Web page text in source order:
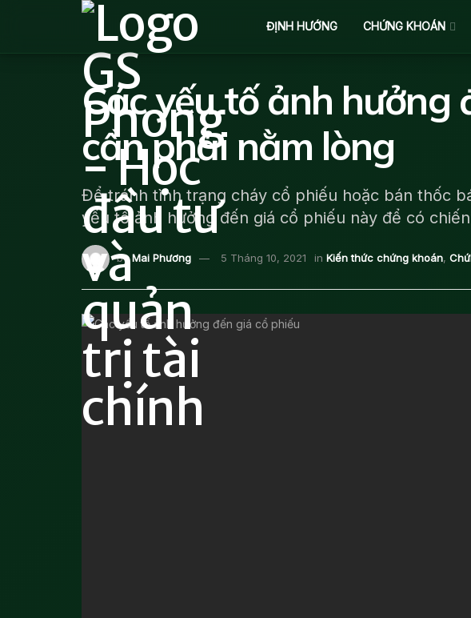
ĐỊNH HƯỚNG CHỨNG KHOÁN
Các yếu tố ảnh hưởng
cần phải nằm lòng
Để tránh tình trạng cháy cổ phiếu hoặc bán thốc
yếu tố ảnh hưởng đến giá cổ phiếu này để có
by Mai Phương 5 Tháng 10, 2021 in Kiến thức chứng khoán,